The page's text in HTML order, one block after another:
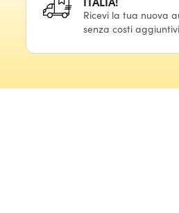
Ricevi la tua nuova
senza costi